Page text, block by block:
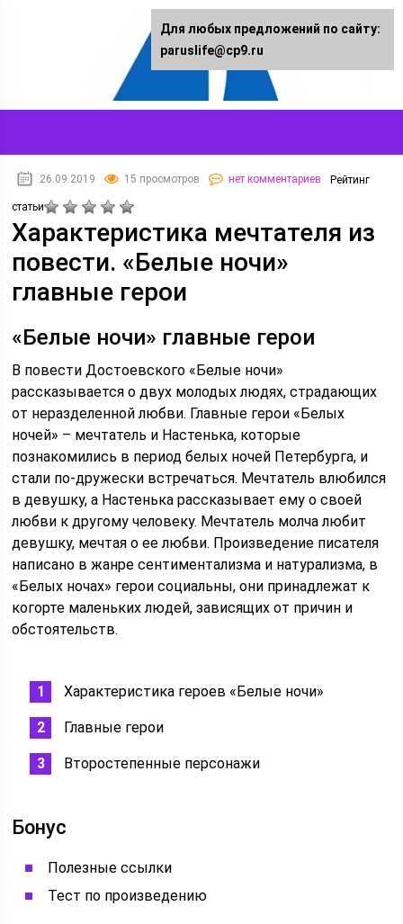
26.09.2019 15 просмотров нет комментариев Рейтинг
статьи
Характеристика мечтателя из
повести. «Белые ночи»
главные герои
«Белые ночи» главные герои
В повести Достоевского «Белые ночи»
рассказывается о двух молодых людях, страдающих
от неразделенной любви. Главные герои «Белых
ночей» – мечтатель и Настенька, которые
познакомились в период белых ночей Петербурга, и
стали по-дружески встречаться. Мечтатель влюбился
в девушку, а Настенька рассказывает ему о своей
любви к другому человеку. Мечтатель молча любит
девушку, мечтая о ее любви. Произведение писателя
написано в жанре сентиментализма и натурализма, в
«Белых ночах» герои социальны, они принадлежат к
когорте маленьких людей, зависящих от причин и
обстоятельств.
Характеристика героев «Белые ночи»
Главные герои
Второстепенные персонажи
Бонус
Полезные ссылки
Тест по произведению
Для любых предложений по сайту:
paruslife@cp9.ru